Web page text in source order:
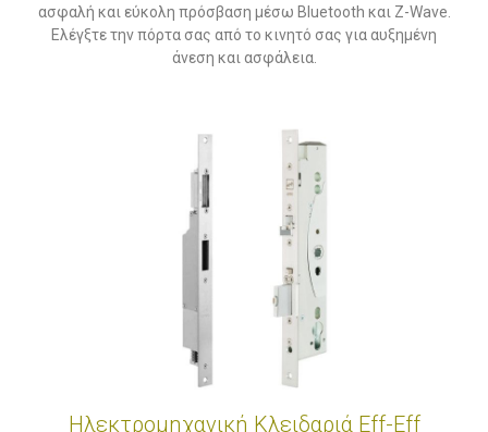
ασφαλή και εύκολη πρόσβαση μέσω Bluetooth και Z-Wave.
Ελέγξτε την πόρτα σας από το κινητό σας για αυξημένη
άνεση και ασφάλεια.
Ηλεκτρομηχανική Κλειδαριά Eff-Eff